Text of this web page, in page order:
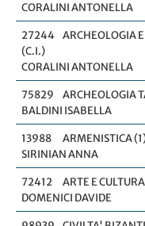
CORALINI ANTONELLA
27244 ARCHEOLOGIA
(C.I.)
CORALINI ANTONELLA
75829
ARCHEOLOGIA
BALDINI ISABELLA
13988
ARMENISTICA
SIRINIAN ANNA
72412
ARTE E
DOMENICI DAVIDE